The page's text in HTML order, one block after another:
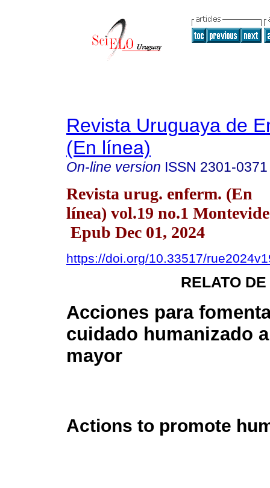
Revista Uruguaya de
(En línea)
On-line version ISSN 2301-0371
Revista urug. enferm. (En
línea) vol.19 no.1
Epub Dec 01, 2024
https://doi.org/10.33517/
RELATO
Acciones para
cuidado humanizado
mayor
Actions to promote